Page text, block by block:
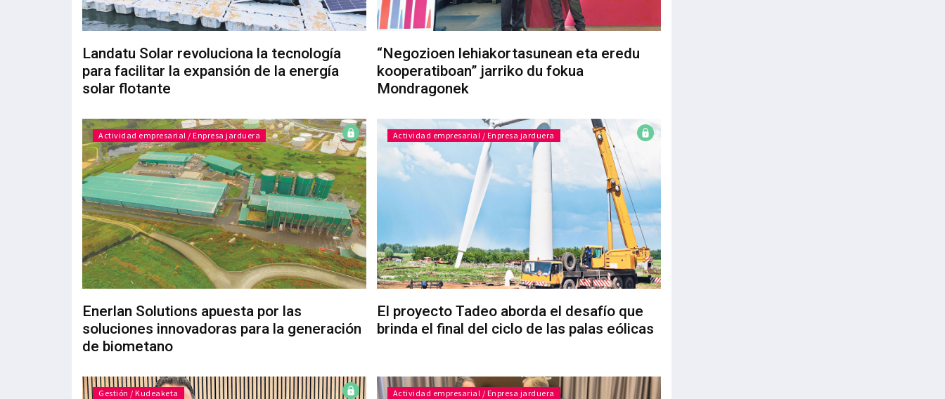
Landatu Solar revoluciona la tecnología
para facilitar la expansión de la energía
solar flotante
“Negozioen lehiakortasunean eta eredu
kooperatiboan” jarriko du fokua
Mondragonek
Actividad empresarial / Enpresa jarduera
Enerlan Solutions apuesta por las
soluciones innovadoras para la generación
de biometano
Actividad empresarial / Enpresa jarduera
El proyecto Tadeo aborda el desafío que
brinda el final del ciclo de las palas eólicas
Gestión / Kudeaketa Actividad empresarial / Enpresa jarduera